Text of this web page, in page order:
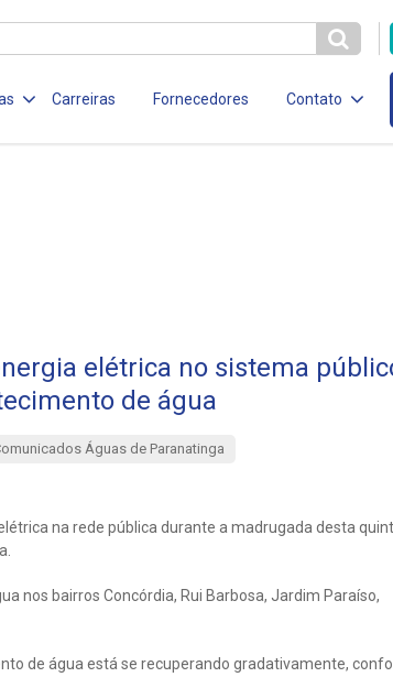
Carreiras Fornecedores Contato
elétrica no sistema
de água
Águas de Paranatinga
na rede pública durante a madrugada desta
nos bairros Concórdia, Rui Barbosa, Jardim Paraíso,
de água está se recuperando gradativamente,